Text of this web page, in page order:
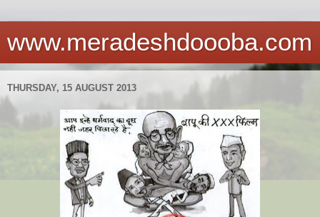
www.meradeshdoooba.com
THURSDAY, 15 AUGUST 2013